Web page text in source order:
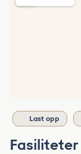
Last opp
Fasiliteter